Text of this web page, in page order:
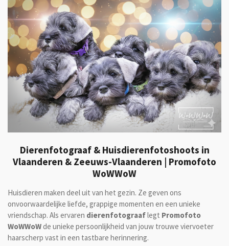
Dierenfotograaf & Huisdierenfotoshoots in
Vlaanderen & Zeeuws-Vlaanderen | Promofoto
WoWWoW
Huisdieren maken deel uit van het gezin. Ze geven ons
onvoorwaardelijke liefde, grappige momenten en een unieke
vriendschap. Als ervaren dierenfotograaflegt Promofoto
WoWWoWde unieke persoonlijkheid van jouw trouwe viervoeter
haarscherp vast in een tastbare herinnering.